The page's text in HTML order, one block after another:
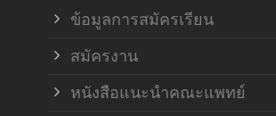
ข้อมูลการสมัครเรียน
สมัครงาน
หนังสือแนะนำคณะแพทย์